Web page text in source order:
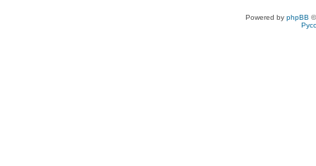
Powered by phpBB